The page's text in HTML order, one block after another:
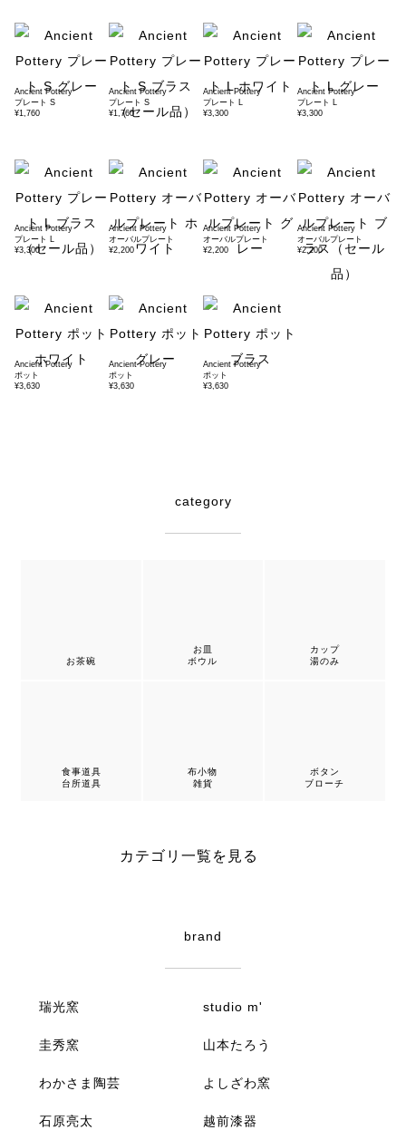
Ancient Pottery
プレート S
¥1,760
Ancient Pottery
プレート S
¥1,760
Ancient Pottery
プレート L
¥3,300
Ancient Pottery
プレート L
¥3,300
Ancient Pottery
プレート L
¥3,300
Ancient Pottery
オーバルプレート
¥2,200
Ancient Pottery
オーバルプレート
¥2,200
Ancient Pottery
オーバルプレート
¥2,200
Ancient Pottery
ポット
¥3,630
Ancient Pottery
ポット
¥3,630
Ancient Pottery
ポット
¥3,630
category
お茶碗
お皿
ボウル
カップ
湯のみ
食事道具
台所道具
布小物
雑貨
ボタン
ブローチ
カテゴリ一覧を見る
brand
瑞光窯 studio m'
圭秀窯 山本たろう
わかさま陶芸 よしざわ窯
石原亮太 越前漆器